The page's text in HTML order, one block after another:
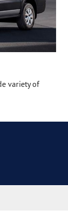
variety of